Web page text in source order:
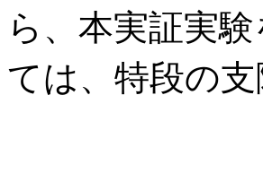
ら、本実証実
ては、特段の